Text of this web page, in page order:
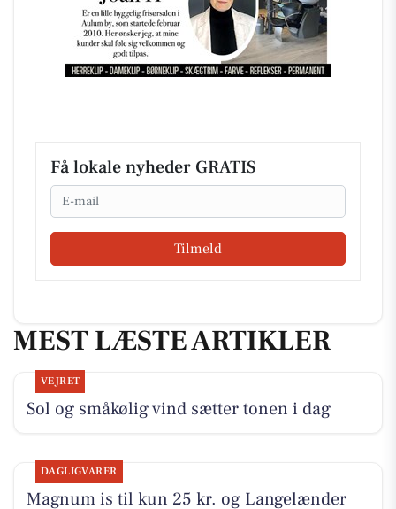
Få lokale nyheder GRATIS
Email
Tilmeld
MEST LÆSTE ARTIKLER
VEJRET
Sol og småkølig vind sætter tonen i dag
DAGLIGVARER
Magnum is til kun 25 kr. og Langelænder